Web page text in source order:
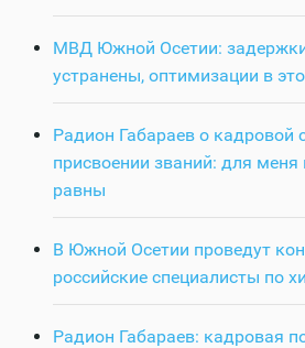
МВД Южной Осетии:
устранены, оптимизации в
Радион Габараев о кадровой
присвоении званий: для меня
равны
В Южной Осетии проведут
российские специалисты по
Радион Габараев: кадровая